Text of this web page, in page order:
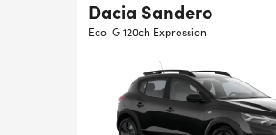
Dacia Sandero
Eco-G 120ch Expression